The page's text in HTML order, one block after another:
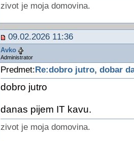
zivot je moja domovina.
09.02.2026 11:36
Avko
Administrator
Predmet:Re:dobro jutro, dobar
dobro jutro
danas pijem IT kavu.
zivot je moja domovina.